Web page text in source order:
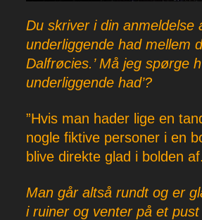
Du skriver i din anmeldelse
underliggende had mellem
Dalfrøcies.’ Må jeg spørge
underliggende had’?
”Hvis man hader lige en
nogle fiktive personer i en
blive direkte glad i bolden
Man går altså rundt og er
i ruiner og venter på et